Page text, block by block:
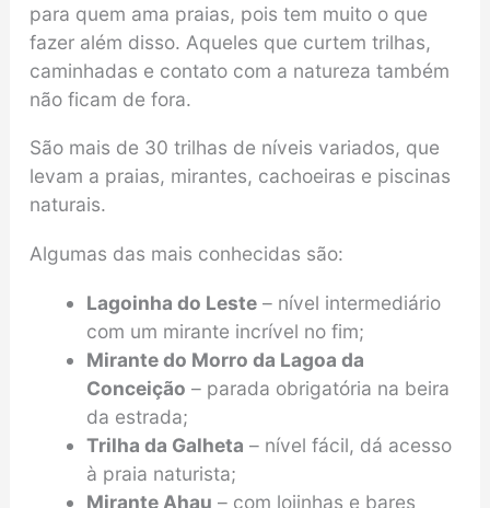
para quem ama praias, pois tem muito o que
fazer além disso. Aqueles que curtem trilhas,
caminhadas e contato com a natureza também
não ficam de fora.
São mais de 30 trilhas de níveis variados, que
levam a praias, mirantes, cachoeiras e piscinas
naturais.
Algumas das mais conhecidas são:
Lagoinha do Leste– nível intermediário
com um mirante incrível no fim;
Mirante do Morro da Lagoa da
Conceição – parada obrigatória na beira
da estrada;
Trilha da Galheta – nível fácil, dá acesso
à praia naturista;
Mirante Ahau – com lojinhas e bares